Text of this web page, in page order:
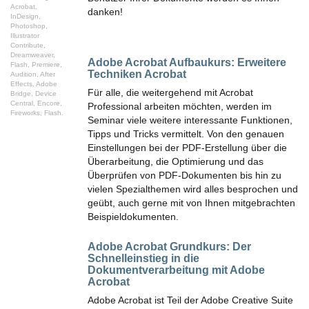
Acrobat,
InDesign,
Photoshop,
Illustrator
Contribute,
Dreamweaver,
Flash, Premiere,
Audition, After
Effects, Adobe
Bridge, Device
Central, Encore,
Fireworks, Flash.
danken!
Adobe Acrobat Aufbaukurs: Erweitere
Techniken Acrobat
Für alle, die weitergehend mit Acrobat
Professional arbeiten möchten, werden im
Seminar viele weitere interessante Funktionen,
Tipps und Tricks vermittelt. Von den genauen
Einstellungen bei der PDF-Erstellung über die
Überarbeitung, die Optimierung und das
Überprüfen von PDF-Dokumenten bis hin zu
vielen Spezialthemen wird alles besprochen und
geübt, auch gerne mit von Ihnen mitgebrachten
Beispieldokumenten.
Adobe Acrobat Grundkurs: Der
Schnelleinstieg in die
Dokumentverarbeitung mit Adobe
Acrobat
Adobe Acrobat ist Teil der Adobe Creative Suite